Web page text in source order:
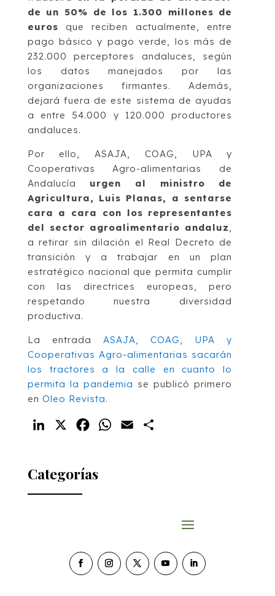
de un 50% de los 1.300 millones de
euros que reciben actualmente, entre
pago básico y pago verde, los más de
232.000 perceptores andaluces, según
los datos manejados por las
organizaciones firmantes. Además,
dejará fuera de este sistema de ayudas
a entre 54.000 y 120.000 productores
andaluces.
Por ello, ASAJA, COAG, UPA y
Cooperativas Agro-alimentarias de
Andalucía urgen al ministro de
Agricultura, Luis Planas, a sentarse
cara a cara con los representantes
del sector agroalimentario andaluz
a retirar sin dilación el Real Decreto de
transición y a trabajar en un plan
estratégico nacional que permita cumplir
con las directrices europeas, pero
respetando nuestra diversidad
productiva.
La entrada ASAJA, COAG, UPA y
Cooperativas Agro-alimentarias sacarán
los tractores a la calle en cuanto lo
permita la pandemia se publicó primero
en Oleo Revista.
LinkedIn FacebookWhatsApp
Email
Categorías